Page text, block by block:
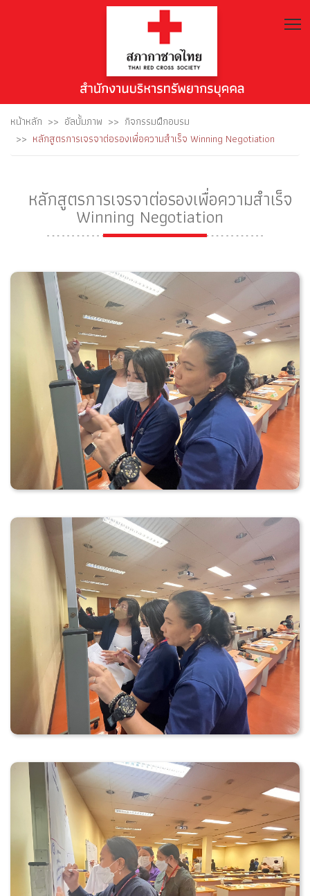
หน้าหลัก อัลบั้มภาพ
กิจกรรมฝึกอบรม
หลักสูตรการเจรจาต่อรองเพื่อความสำเร็จ Winning Negotiation
หลักสูตรการเจรจาต่อรองเพื่อความสำเร็จ
Winning Negotiation